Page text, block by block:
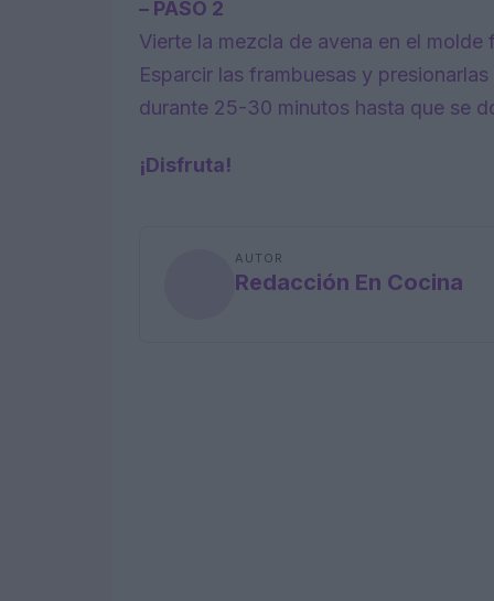
– PASO 2
Vierte la mezcla de avena en el
Esparcir las frambuesas y
durante 25-30 minutos hasta que se
¡Disfruta!
AUTOR
Redacción En Cocina